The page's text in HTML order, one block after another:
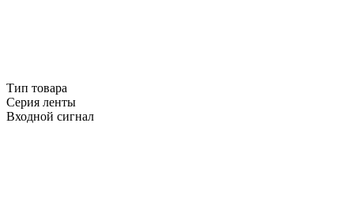
Тип товара
Серия ленты
Входной сигнал